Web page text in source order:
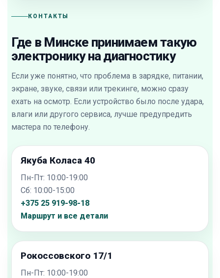
КОНТАКТЫ
Где в Минске принимаем такую
электронику на диагностику
Если уже понятно, что проблема в зарядке, питании,
экране, звуке, связи или трекинге, можно сразу
ехать на осмотр. Если устройство было после удара,
влаги или другого сервиса, лучше предупредить
мастера по телефону.
Якуба Коласа 40
Пн-Пт: 10:00-19:00
Сб: 10:00-15:00
+375 25 919-98-18
Маршрут и все детали
Рокоссовского 17/1
Пн-Пт: 10:00-19:00